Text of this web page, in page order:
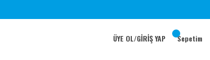
ÜYE OL/GİRİŞ YAP Sepetim